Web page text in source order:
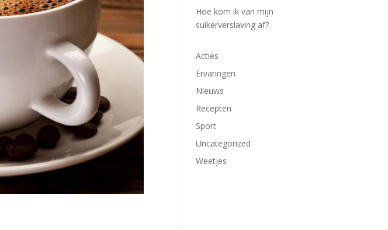
Hoe kom ik van mijn
suikerverslaving af?
Acties
Ervaringen
Nieuws
Recepten
Sport
Uncategorized
Weetjes